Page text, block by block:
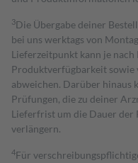
3Die Übergabe deiner
bei uns werktags von
Lieferzeitpunkt kann je
Produktverfügbarkeit sowie
abweichen. Darüber hinaus
Prüfungen, die zu deiner
Lieferfrist um die Dauer
verlängern.
4Für